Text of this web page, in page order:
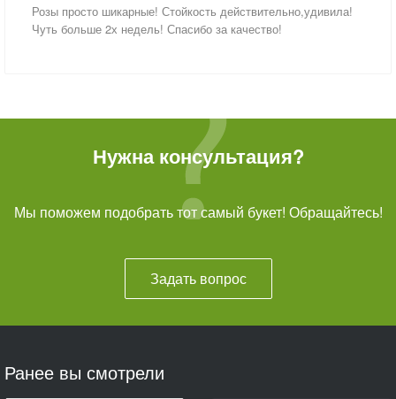
Розы просто шикарные! Стойкость действительно,удивила!
Чуть больше 2х недель! Спасибо за качество!
Нужна консультация?
Мы поможем подобрать тот самый букет! Обращайтесь!
Задать вопрос
Ранее вы смотрели